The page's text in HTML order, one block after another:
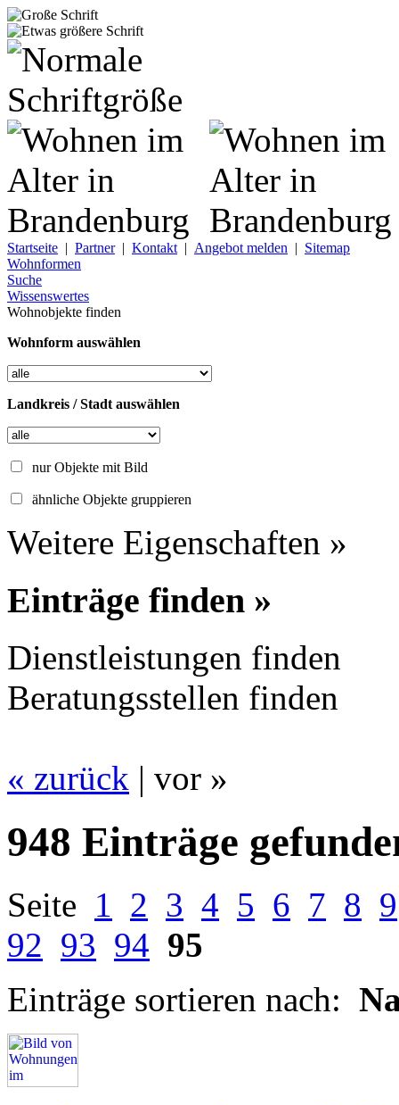
Startseite | Partner| Kontakt | Angebot melden | Sitemap
Wohnformen
Suche
Wissenswertes
Wohnobjekte finden
Wohnform auswählen
Landkreis / Stadt auswählen
nur Objekte mit Bild
ähnliche Objekte gruppieren
Weitere Eigenschaften »
Einträge finden »
Dienstleistungen finden
Beratungsstellen finden
« zurück | vor »
948 Einträge
Seite 1 2 3 4 5 6 7 8 9
92 93 94 95
Einträge sortieren nach: